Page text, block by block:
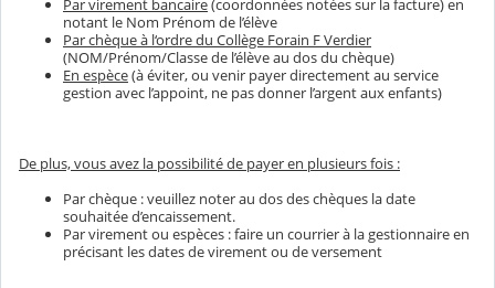
Par virement bancaire(coordonnées notées sur la facture) en
notant le Nom Prénom de l’élève
Par chèque à l‘ordre du Collège Forain F Verdier
(NOM/Prénom/Classe de l’élève au dos du chèque)
En espèce(à éviter, ou venir payer directement au service
gestion avec l’appoint, ne pas donner l’argent aux enfants)
De plus, vous avez la possibilité de payer en plusieurs fois :
Par chèque : veuillez noter au dos des chèques la date
souhaitée d’encaissement.
Par virement ou espèces : faire un courrier à la gestionnaire en
précisant les dates de virement ou de versement